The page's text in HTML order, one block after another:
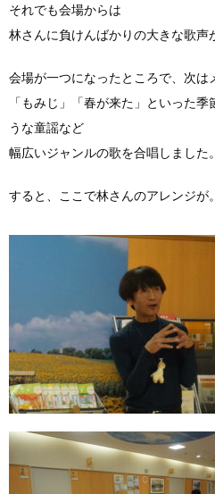
それでも会場からは
林さんに負けんばかりの大きな歌声
会場が一つになったところで、次は
「もみじ」「春が来た」といった
うな童謡など
幅広いジャンルの歌を合唱しました。
すると、ここで林さんのアレンジが。